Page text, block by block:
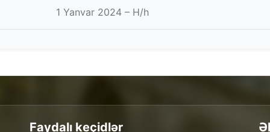
1 Yanvar 2024 – H/h
Faydalı keçidlər